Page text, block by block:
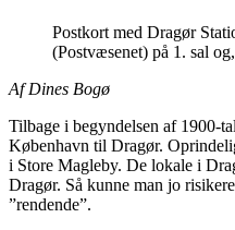
Postkort med Dragør
(Postvæsenet) på 1. sal
Af Dines Bogø
Tilbage i begyndelsen af 1900-
København til Dragør.
i Store Magleby. De lokale i
Dragør. Så kunne man jo
”rendende”.